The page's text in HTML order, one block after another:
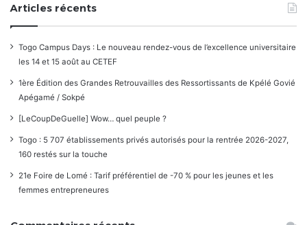
Articles récents
Togo Campus Days : Le nouveau rendez-vous de l’excellence universitaire
les 14 et 15 août au CETEF
1ère Édition des Grandes Retrouvailles des Ressortissants de Kpélé Govié
Apégamé / Sokpé
[LeCoupDeGuelle] Wow… quel peuple ?
Togo : 5 707 établissements privés autorisés pour la rentrée 2026-2027,
160 restés sur la touche
21e Foire de Lomé : Tarif préférentiel de -70 % pour les jeunes et les
femmes entrepreneures